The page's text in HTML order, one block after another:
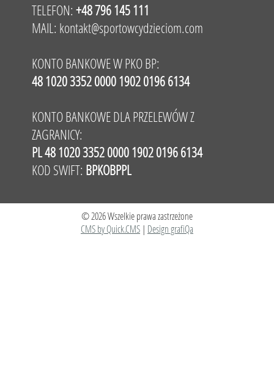
TELEFON: +48 796 145 111
MAIL: kontakt@sportowcydzieciom.com
KONTO BANKOWE W PKO BP:
48 1020 3352 0000 1902 0196 6134
KONTO BANKOWE DLA PRZELEWÓW Z
ZAGRANICY:
PL 48 1020 3352 0000 1902 0196 6134
KOD SWIFT: BPKOBPPL
© 2026 Wszelkie prawa zastrzeżone
CMS by Quick.CMS | Design grafiQa